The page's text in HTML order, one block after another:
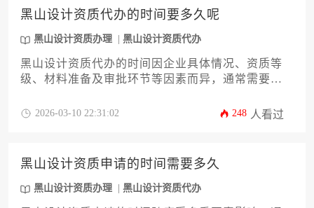
黑山设计资质代办的时间要多久呢
黑山设计资质办理 黑山设计资质代办
黑山设计资质代办的时间因企业具体情况、资质等
级、材料准备及审批环节等因素而异，通常需要三
齐全、审批流程是否顺畅以及代办机构的专业效
2026-03-10 22:31:02 248 人看过
黑山设计资质申请的时间需要多久
黑山设计资质办理 黑山设计资质代办